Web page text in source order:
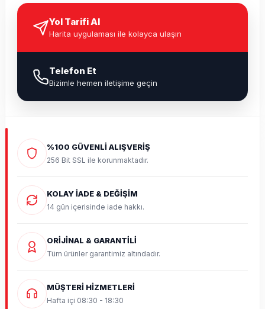
Yol Tarifi Al
Harita uygulaması ile kolayca ulaşın
Telefon Et
Bizimle hemen iletişime geçin
%100 GÜVENLİ ALIŞVERİŞ
256 Bit SSL ile korunmaktadır.
KOLAY İADE & DEĞİŞİM
14 gün içerisinde iade hakkı.
ORİJİNAL & GARANTİLİ
Tüm ürünler garantimiz altındadır.
MÜŞTERİ HİZMETLERİ
Hafta içi 08:30 - 18:30